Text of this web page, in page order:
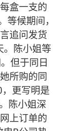
盒一支的
候期间，
追问发货
。陈小姐等
但于同日
所购的同
更写明是
陈小姐深
上订单的